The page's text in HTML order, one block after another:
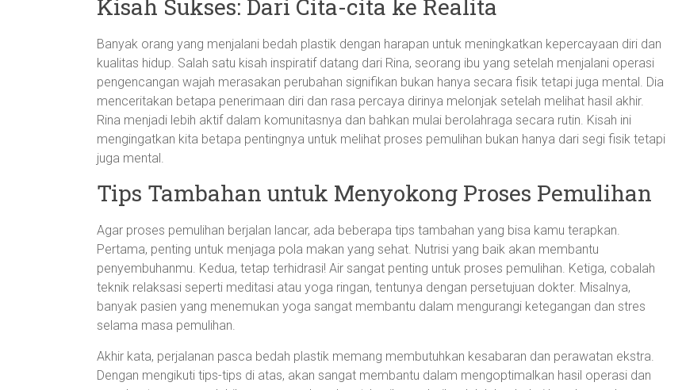
Kisah Sukses: Dari Cita-cita ke Realita
Banyak orang yang menjalani bedah plastik dengan harapan untuk meningkatkan kepercayaan diri dan
kualitas hidup. Salah satu kisah inspiratif datang dari Rina, seorang ibu yang setelah menjalani operasi
pengencangan wajah merasakan perubahan signifikan bukan hanya secara fisik tetapi juga mental. Dia
menceritakan betapa penerimaan diri dan rasa percaya dirinya melonjak setelah melihat hasil akhir.
Rina menjadi lebih aktif dalam komunitasnya dan bahkan mulai berolahraga secara rutin. Kisah ini
mengingatkan kita betapa pentingnya untuk melihat proses pemulihan bukan hanya dari segi fisik tetapi
juga mental.
Tips Tambahan untuk Menyokong Proses Pemulihan
Agar proses pemulihan berjalan lancar, ada beberapa tips tambahan yang bisa kamu terapkan.
Pertama, penting untuk menjaga pola makan yang sehat. Nutrisi yang baik akan membantu
penyembuhanmu. Kedua, tetap terhidrasi! Air sangat penting untuk proses pemulihan. Ketiga, cobalah
teknik relaksasi seperti meditasi atau yoga ringan, tentunya dengan persetujuan dokter. Misalnya,
banyak pasien yang menemukan yoga sangat membantu dalam mengurangi ketegangan dan stres
selama masa pemulihan.
Akhir kata, perjalanan pasca bedah plastik memang membutuhkan kesabaran dan perawatan ekstra.
Dengan mengikuti tips-tips di atas, akan sangat membantu dalam mengoptimalkan hasil operasi dan